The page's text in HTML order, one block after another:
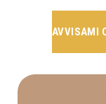
AVVISAMI